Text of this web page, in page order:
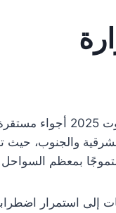
يشهد طقس تونس
والجنوب،
بمعظم السواحل
إلى استمرار